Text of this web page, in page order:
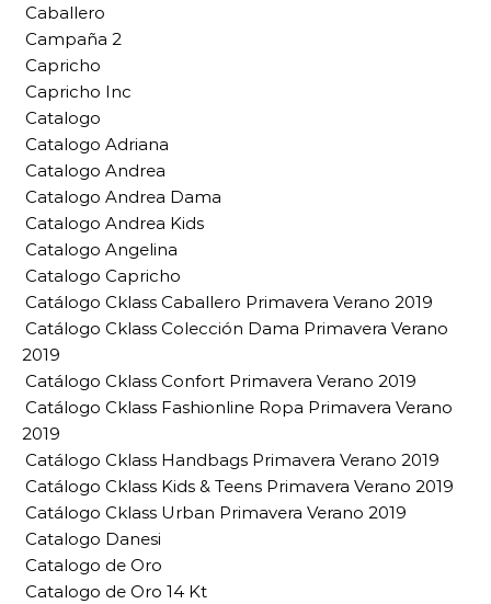
Caballero
Campaña 2
Capricho
Capricho Inc
Catalogo
Catalogo Adriana
Catalogo Andrea
Catalogo Andrea Dama
Catalogo Andrea Kids
Catalogo Angelina
Catalogo Capricho
Catálogo Cklass Caballero Primavera Verano 2019
Catálogo Cklass Colección Dama Primavera Verano
2019
Catálogo Cklass Confort Primavera Verano 2019
Catálogo Cklass Fashionline Ropa Primavera Verano
2019
Catálogo Cklass Handbags Primavera Verano 2019
Catálogo Cklass Kids & Teens Primavera Verano 2019
Catálogo Cklass Urban Primavera Verano 2019
Catalogo Danesi
Catalogo de Oro
Catalogo de Oro 14 Kt